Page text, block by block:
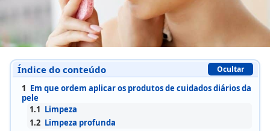
Índice do conteúdo Ocultar
1 Em que ordem aplicar os produtos de cuidados diários da
pele
1.1 Limpeza
1.2 Limpeza profunda